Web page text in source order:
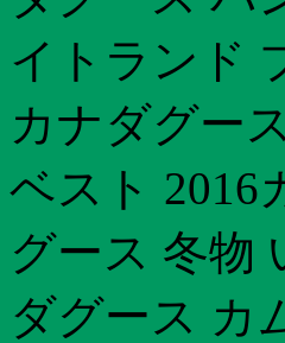
イトランド
カナダグー
ベスト 2016
グース 冬物
ダグース カ